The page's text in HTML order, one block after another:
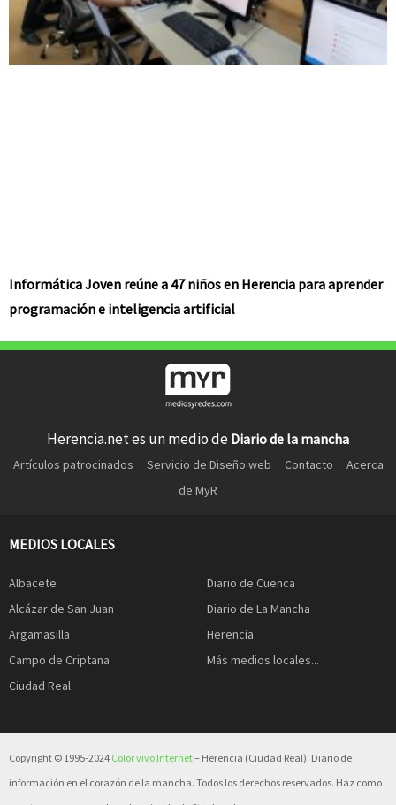
Informática Joven reúne a 47 niños en Herencia para aprender
programación e inteligencia artificial
Herencia.net es un medio de Diario de la mancha
Artículos patrocinados Servicio de Diseño web Contacto
Acerca
de MyR
MEDIOS LOCALES
Albacete
Alcázar de San Juan
Argamasilla
Campo de Criptana
Ciudad Real
Diario de Cuenca
Diario de La Mancha
Herencia
Más medios locales...
Copyright © 1995-2024 Color vivo Internet– Herencia (Ciudad Real). Diario de
información en el corazón de la mancha. Todos los derechos reservados. Haz como